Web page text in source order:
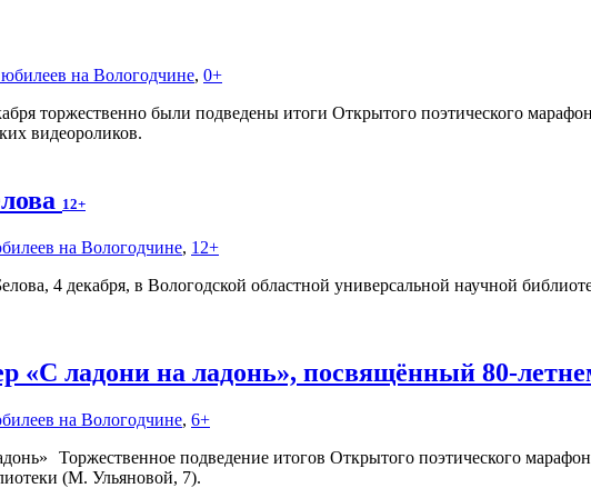
на Вологодчине, 0+
торжественно были подведены итоги Открытого поэтического
видеороликов.
12+
на Вологодчине, 12+
4 декабря, в Вологодской областной универсальной научной
«С ладони на ладонь», посвящённый 80-
на Вологодчине, 6+
Торжественное подведение итогов Открытого поэтического
(М. Ульяновой, 7).